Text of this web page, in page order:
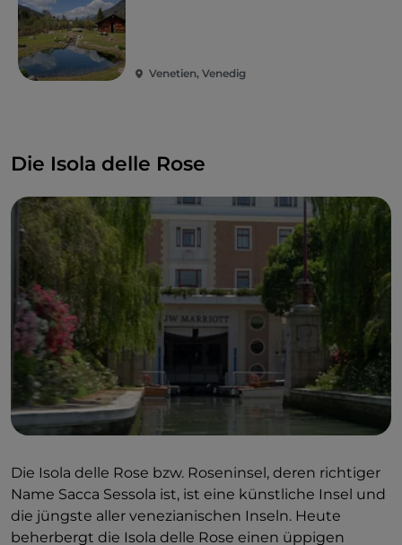
Venetien, Venedig
Die Isola delle Rose
Die Isola delle Rose bzw. Roseninsel, deren richtiger
Name Sacca Sessola ist, ist eine künstliche Insel und
die jüngste aller venezianischen Inseln. Heute
beherbergt die Isola delle Rose einen üppigen